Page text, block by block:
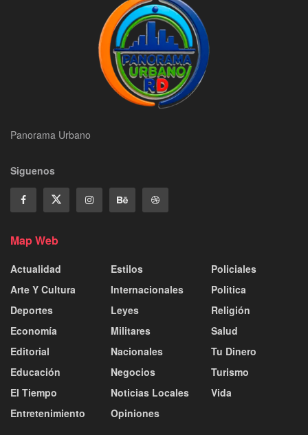
Panorama Urbano
Siguenos
Map Web
Actualidad
Arte Y Cultura
Deportes
Economía
Editorial
Educación
El Tiempo
Entretenimiento
Estilos
Internacionales
Leyes
Militares
Nacionales
Negocios
Noticias Locales
Opiniones
Policiales
Politica
Religión
Salud
Tu Dinero
Turismo
Vida